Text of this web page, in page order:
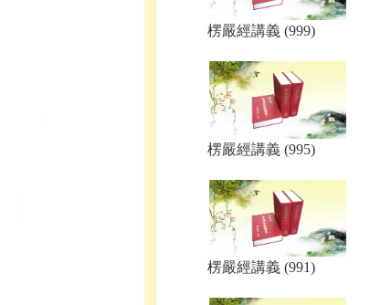
楞嚴經講義 (999)
楞嚴經講義 (995)
楞嚴經講義 (991)